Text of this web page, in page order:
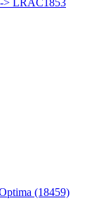
> LRAC1853
(18459)